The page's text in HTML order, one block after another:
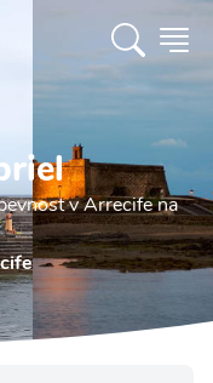
v Arrecife na